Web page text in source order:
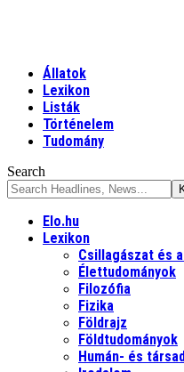
Állatok
Lexikon
Listák
Történelem
Tudomány
Search
Elo.hu
Lexikon
Csillagászat és
Élettudományok
Filozófia
Fizika
Földrajz
Földtudományok
Humán- és